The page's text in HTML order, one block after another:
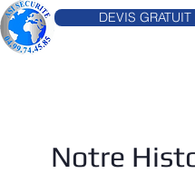
DEVIS GRATUIT
Notre